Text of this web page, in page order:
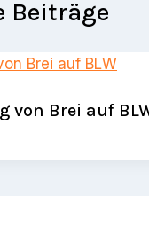
Beiträge
von Brei auf